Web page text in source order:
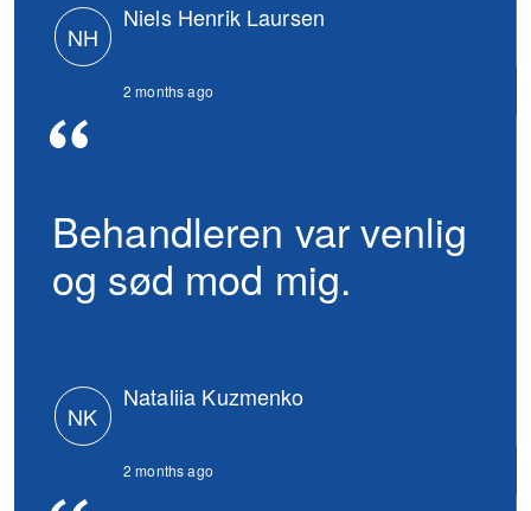
NH
Niels Henrik Laursen
2 months ago
Behandleren var venlig
og sød mod mig.
NK
Nataliia Kuzmenko
2 months ago